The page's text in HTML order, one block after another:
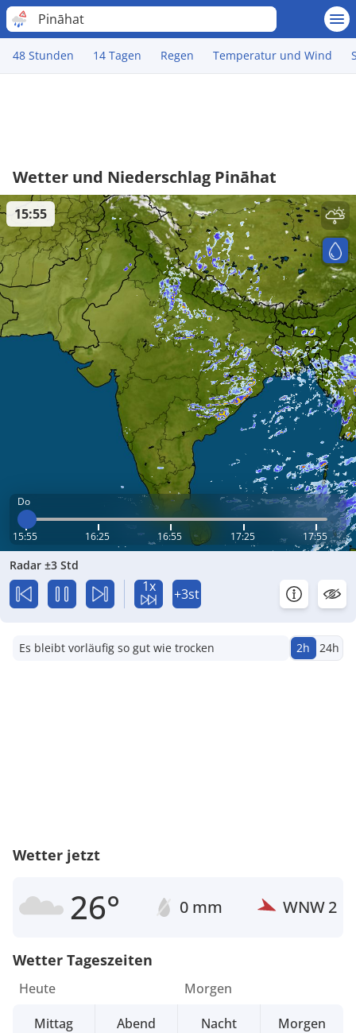
Pināhat
48 Stunden 14 Tagen Regen Temperatur und Wind
Wetter und Niederschlag Pināhat
Do
15:55 16:25 16:55 17:25 17:55
15:55
Radar ±3 Std
1x +3st
Es bleibt vorläufig so gut wie trocken 2h 24h
Wetter jetzt
26° 0 mm WNW2
Wetter Tageszeiten
Heute
Mittag
Abend
Morgen
Nacht
Morgen